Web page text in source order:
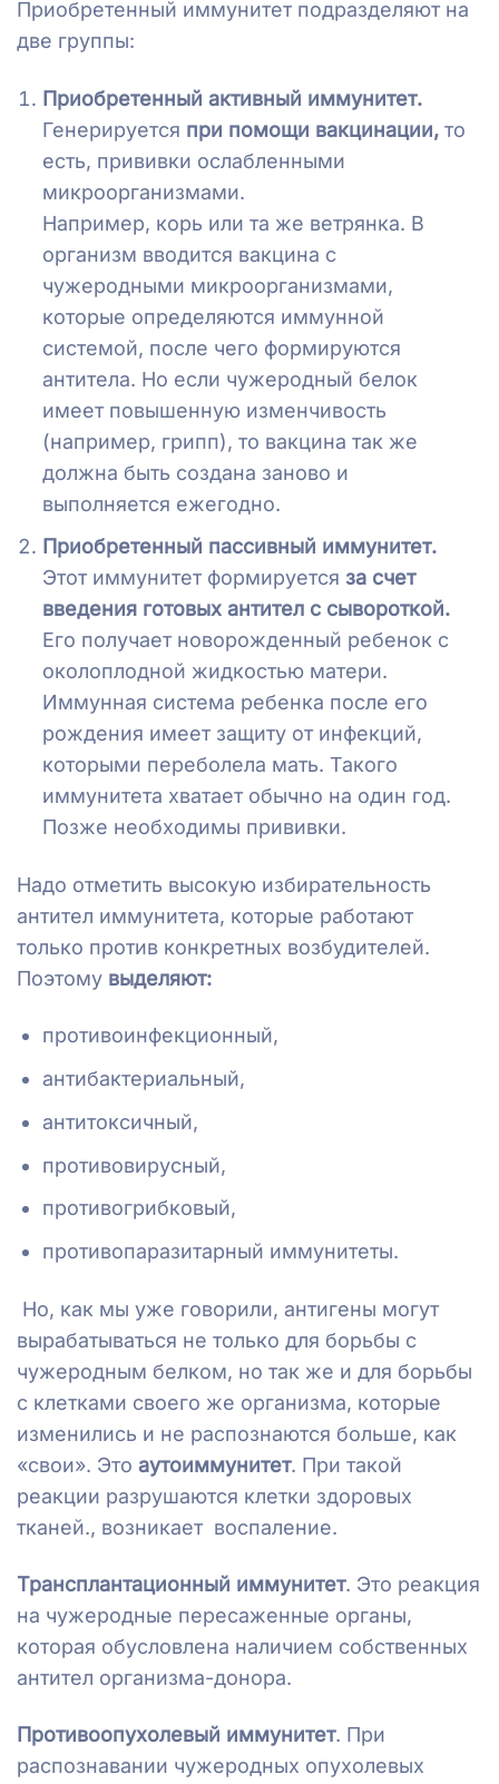
Приобретенный иммунитет подразделяют на
две группы:
Приобретенный активный иммунитет.
Генерируется при помощи вакцинации, то
есть, прививки ослабленными
микроорганизмами.
Например, корь или та же ветрянка. В
организм вводится вакцина с
чужеродными микроорганизмами,
которые определяются иммунной
системой, после чего формируются
антитела. Но если чужеродный белок
имеет повышенную изменчивость
(например, грипп), то вакцина так же
должна быть создана заново и
выполняется ежегодно.
Приобретенный пассивный иммунитет.
Этот иммунитет формируется за счет
введения готовых антител с сывороткой.
Его получает новорожденный ребенок с
околоплодной жидкостью матери.
Иммунная система ребенка после его
рождения имеет защиту от инфекций,
которыми переболела мать. Такого
иммунитета хватает обычно на один год.
Позже необходимы прививки.
Надо отметить высокую избирательность
антител иммунитета, которые работают
только против конкретных возбудителей.
Поэтому выделяют:
противоинфекционный,
антибактериальный,
антитоксичный,
противовирусный,
противогрибковый,
противопаразитарный иммунитеты.
Но, как мы уже говорили, антигены могут
вырабатываться не только для борьбы с
чужеродным белком, но так же и для борьбы
с клетками своего же организма, которые
изменились и не распознаются больше, как
«свои». Это аутоиммунитет. При такой
реакции разрушаются клетки здоровых
тканей., возникает воспаление.
Трансплантационный иммунитет. Это реакция
на чужеродные пересаженные органы,
которая обусловлена наличием собственных
антител организма-донора.
Противоопухолевый иммунитет. При
распознавании чужеродных опухолевых